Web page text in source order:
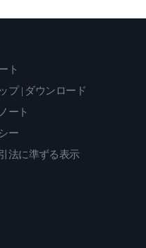
ト
プ | ダウンロード
ート
ー
法に準ずる表示